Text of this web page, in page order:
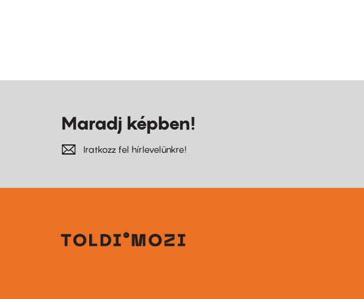
Maradj képben!
Iratkozz fel hírlevelünkre!